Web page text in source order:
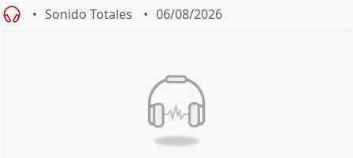
Sonido Totales 06/08/2026